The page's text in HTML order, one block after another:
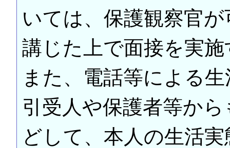
いては、保護観察官
講じた上で面接を実
また、電話等による
引受人や保護者等か
どして、本人の生活